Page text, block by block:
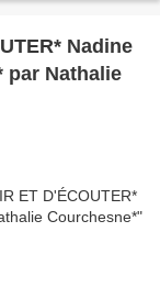
Nadine
par Nathalie